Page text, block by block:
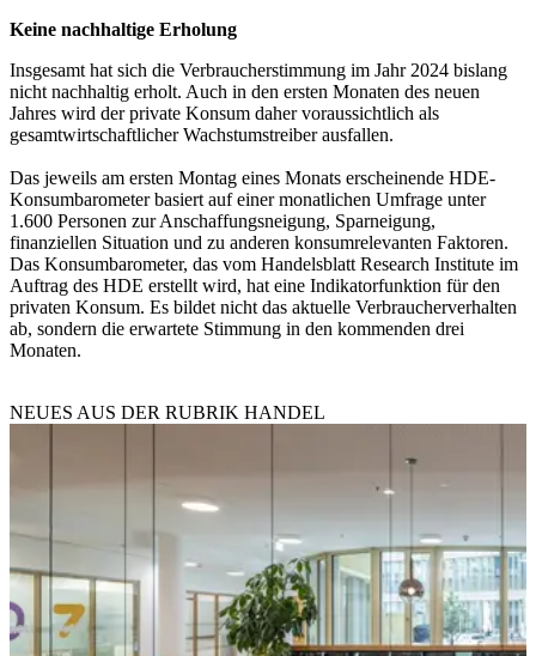
Keine nachhaltige Erholung
Insgesamt hat sich die Verbraucherstimmung im Jahr 2024 bislang
nicht nachhaltig erholt. Auch in den ersten Monaten des neuen
Jahres wird der private Konsum daher voraussichtlich als
gesamtwirtschaftlicher Wachstumstreiber ausfallen.
Das jeweils am ersten Montag eines Monats erscheinende HDE-
Konsumbarometer basiert auf einer monatlichen Umfrage unter
1.600 Personen zur Anschaffungsneigung, Sparneigung,
finanziellen Situation und zu anderen konsumrelevanten Faktoren.
Das Konsumbarometer, das vom Handelsblatt Research Institute im
Auftrag des HDE erstellt wird, hat eine Indikatorfunktion für den
privaten Konsum. Es bildet nicht das aktuelle Verbraucherverhalten
ab, sondern die erwartete Stimmung in den kommenden drei
Monaten.
NEUES AUS DER RUBRIK HANDEL